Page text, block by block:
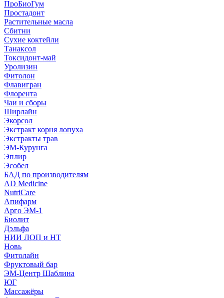
ПроБиоГум
Простадонт
Растительные масла
Сбитни
Сухие коктейли
Танаксол
Токсидонт-май
Уролизин
Фитолон
Флавигран
Флорента
Чаи и сборы
Ширлайн
Экорсол
Экстракт корня лопуха
Экстракты трав
ЭМ-Курунга
Эплир
Эсобел
БАД по производителям
AD Medicine
NutriCare
Апифарм
Арго ЭМ-1
Биолит
Дэльфа
НИИ ЛОП и НТ
Новь
Фитолайн
Фруктовый бар
ЭМ-Центр Шаблина
ЮГ
Массажёры